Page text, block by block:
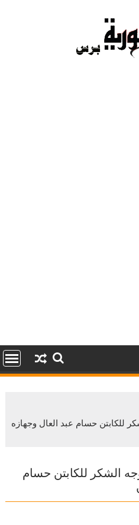
للكابتن حسام عبد العال وجهازه
الشكر للكابتن حسام